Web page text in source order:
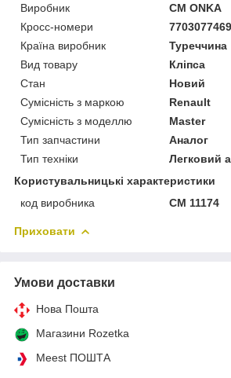
Виробник
CM ONKA
Кросс-номери
7703077469
Країна виробник
Туреччина
Вид товару
Кліпса
Стан
Новий
Сумісність з маркою
Renault
Сумісність з моделлю
Master
Тип запчастини
Аналог
Тип техніки
Легковий
Користувальницькі характеристики
код виробника
CM 11174
Приховати
Умови доставки
Нова Пошта
Магазини Rozetka
Meest ПОШТА